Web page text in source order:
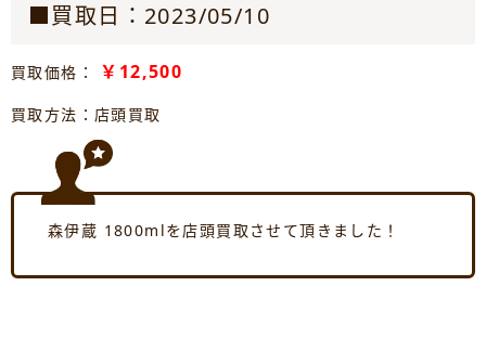
■買取日：2023/05/10
買取価格： ￥12,500
買取方法：店頭買取
森伊蔵 1800mlを店頭買取させて頂きました！